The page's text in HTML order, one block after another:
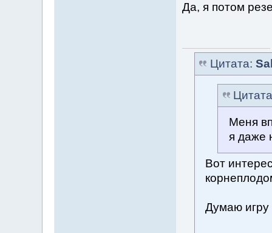
Да, я потом
Цитата:
Меня
я даже
Вот
Думаю игру